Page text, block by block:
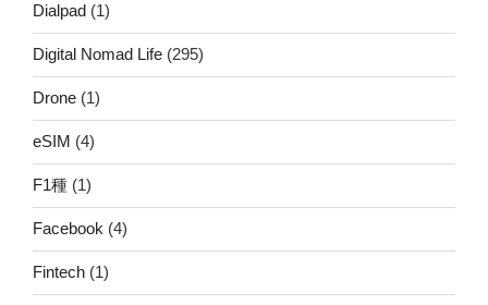
Dialpad (1)
Digital Nomad Life (295)
Drone (1)
eSIM (4)
F1種 (1)
Facebook (4)
Fintech (1)